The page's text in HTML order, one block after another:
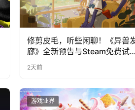
修剪皮毛，听些闲聊！《异兽
廊》全新预告与Steam免费试
公开
2天前
游戏业界